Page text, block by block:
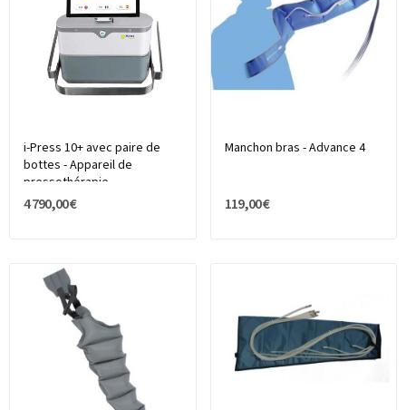
i-Press 10+ avec paire de
bottes - Appareil de
pressothérapie
4 790,00 €
Manchon bras - Advance 4
119,00 €